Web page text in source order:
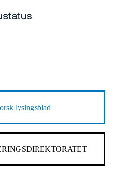
til
lysingsblad